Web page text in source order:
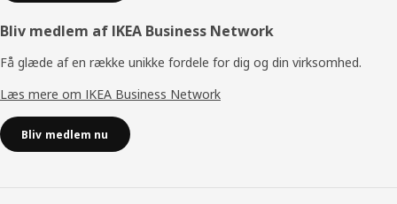
Bliv medlem af IKEA Business Network
Få glæde af en række unikke fordele for dig og din virksomhed.
Læs mere om IKEA Business Network
Bliv medlem nu